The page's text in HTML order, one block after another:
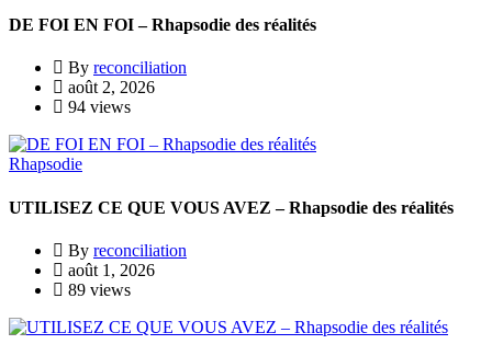
DE FOI EN FOI – Rhapsodie des réalités
By reconciliation
août 2, 2026
94 views
Rhapsodie
UTILISEZ CE QUE VOUS AVEZ – Rhapsodie des réalités
By reconciliation
août 1, 2026
89 views